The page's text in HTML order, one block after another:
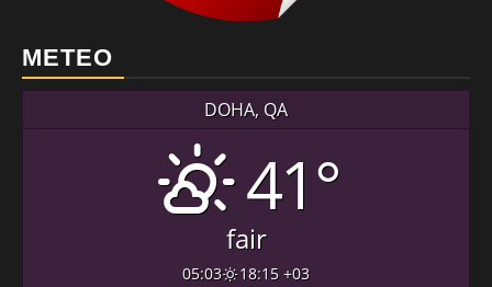
METEO
DOHA, QA
41°
fair
05:03 18:15 +03